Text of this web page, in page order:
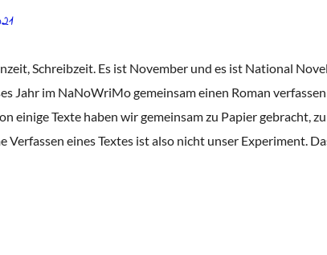
Schreibzeit. Es ist November und es ist National
Jahr im NaNoWriMo gemeinsam einen Roman
einige Texte haben wir gemeinsam zu Papier gebracht,
Verfassen eines Textes ist also nicht unser Experiment.